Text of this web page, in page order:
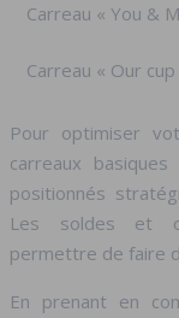
Carreau « You &
Carreau « Our
Pour optimiser
carreaux
positionnés
Les soldes et
permettre de faire
En prenant en